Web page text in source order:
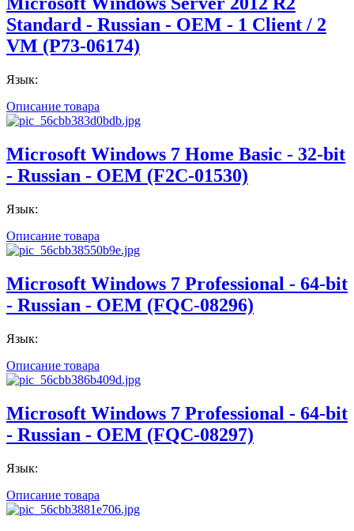
Standard - Russian - OEM - 1 Client / 2
VM (P73-06174)
Язык:
Описание товара
Microsoft Windows 7 Home Basic - 32-bit
- Russian - ОЕМ (F2C-01530)
Язык:
Описание товара
Microsoft Windows 7 Professional - 64-bit
- Russian - ОЕМ (FQC-08296)
Язык:
Описание товара
Microsoft Windows 7 Professional - 64-bit
- Russian - ОЕМ (FQC-08297)
Язык:
Описание товара